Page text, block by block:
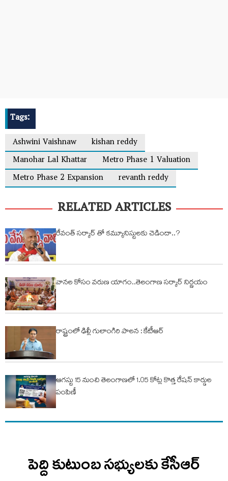
Tags:
Ashwini Vaishnaw
kishan reddy
Manohar Lal Khattar
Metro Phase 1 Valuation
Metro Phase 2 Expansion
revanth reddy
RELATED ARTICLES
రేవంత్ సర్కార్ తో కమ్యూనిస్టులకు చెడిందా..?
వానల కోసం వరుణ యాగం..తెలంగాణ సర్కార్ నిర్ణయం
రాష్ట్రంలో ఢిల్లీ గులాంగిరి పాలన : కేటీఆర్
ఆగస్టు 15 నుంచి తెలంగాణలో 1.05 కోట్ల కొత్త రేషన్ కార్డుల
పంపిణీ
పెద్ది కుటుంబ సభ్యులకు కేసీఆర్